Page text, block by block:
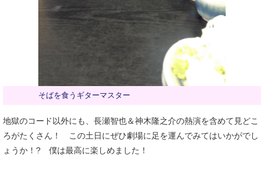
そばを食うギターマスター
地獄のコード以外にも、長瀬智也＆神木隆之介の熱演を含めて見どこ
ろがたくさん！ この土日にぜひ劇場に足を運んでみてはいかがでし
ょうか！? 僕は最高に楽しめました！